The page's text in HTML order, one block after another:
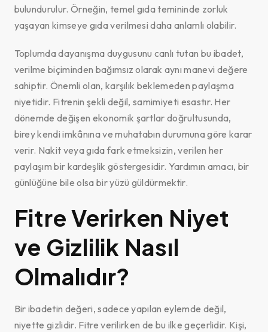
bulundurulur. Örneğin, temel gıda temininde zorluk
yaşayan kimseye gıda verilmesi daha anlamlı olabilir.
Toplumda dayanışma duygusunu canlı tutan bu ibadet,
verilme biçiminden bağımsız olarak aynı manevi değere
sahiptir. Önemli olan, karşılık beklemeden paylaşma
niyetidir. Fitrenin şekli değil, samimiyeti esastır. Her
dönemde değişen ekonomik şartlar doğrultusunda,
birey kendi imkânına ve muhatabın durumuna göre karar
verir. Nakit veya gıda fark etmeksizin, verilen her
paylaşım bir kardeşlik göstergesidir. Yardımın amacı, bir
günlüğüne bile olsa bir yüzü güldürmektir.
Fitre Verirken Niyet
ve Gizlilik Nasıl
Olmalıdır?
Bir ibadetin değeri, sadece yapılan eylemde değil,
niyette gizlidir. Fitre verilirken de bu ilke geçerlidir. Kişi,